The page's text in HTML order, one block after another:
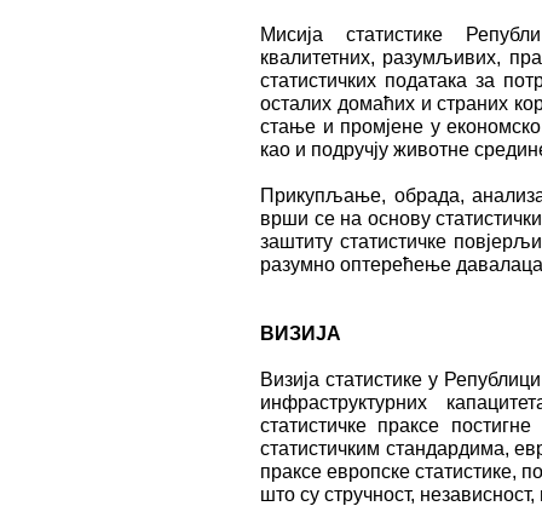
Мисија статистике
квалитетних, разумљивих,
статистичких података за
осталих домаћих и страних
стање и промјене у
као и подручју животне
Прикупљање, обрада,
врши се на основу
заштиту статистичке
разумно оптерећење
ВИЗИЈА
Визија статистике у
инфраструктурних
статистичке праксе
статистичким стандардима,
праксе европске статистике,
што су стручност,